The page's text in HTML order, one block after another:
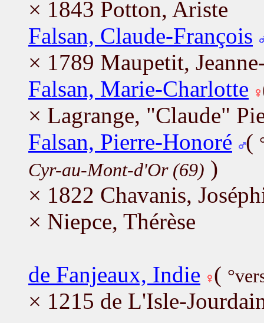
× 1843 Potton, Ariste
Falsan, Claude-François
× 1789 Maupetit,
Falsan, Marie-Charlotte
× Lagrange, "Claude"
Falsan, Pierre-Honoré (
Cyr-au-Mont-d'Or (69) )
× 1822 Chavanis,
× Niepce, Thérèse
de Fanjeaux, Indie (
× 1215 de L'Isle-